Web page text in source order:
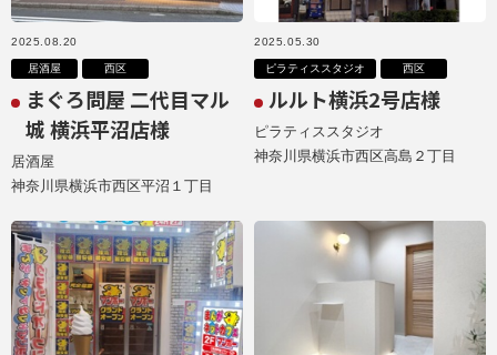
2025.08.20
居酒屋 西区
まぐろ問屋 二代目マル
城 横浜平沼店様
居酒屋
神奈川県横浜市西区平沼１丁目
2025.05.30
ピラティススタジオ 西区
ルルト横浜2号店様
ピラティススタジオ
神奈川県横浜市西区高島２丁目